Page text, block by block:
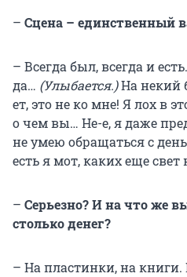
– Сцена – единственный
– Всегда был, всегда и
да… (Улыбается.)На некий
ет, это не ко мне! Я лох в
о чем вы… Не-е, я даже
не умею обращаться с
есть я мот, каких еще
– Серьезно? И на что же
столько денег?
– На пластинки, на